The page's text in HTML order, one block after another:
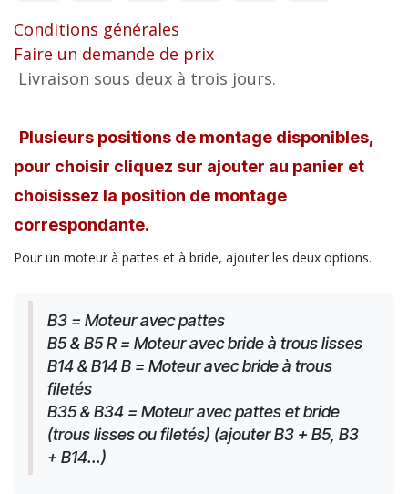
Conditions générales
Faire un demande de prix
Livraison sous deux à trois jours.
Plusieurs positions de montage disponibles,
pour choisir cliquez sur ajouter au panier et
choisissez la position de montage
correspondante.
Pour un moteur à pattes et à bride, ajouter les deux options.
B3 = Moteur avec pattes
B5 & B5 R = Moteur avec bride à trous lisses
B14 & B14 B = Moteur avec bride à trous
filetés
B35 & B34 = Moteur avec pattes et bride
(trous lisses ou filetés) (ajouter B3 + B5, B3
+ B14...)